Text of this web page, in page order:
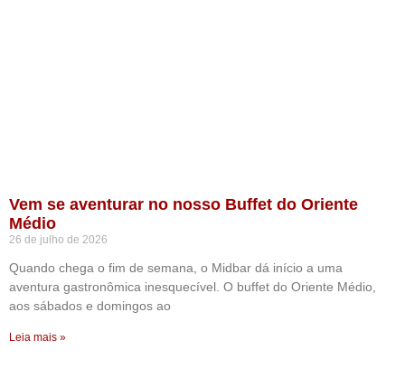
Vem se aventurar no nosso Buffet do Oriente
Médio
26 de julho de 2026
Quando chega o fim de semana, o Midbar dá início a uma
aventura gastronômica inesquecível. O buffet do Oriente Médio,
aos sábados e domingos ao
Leia mais »